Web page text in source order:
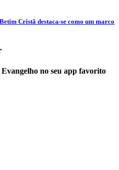
Cristã destaca-se como um marco
no seu app favorito